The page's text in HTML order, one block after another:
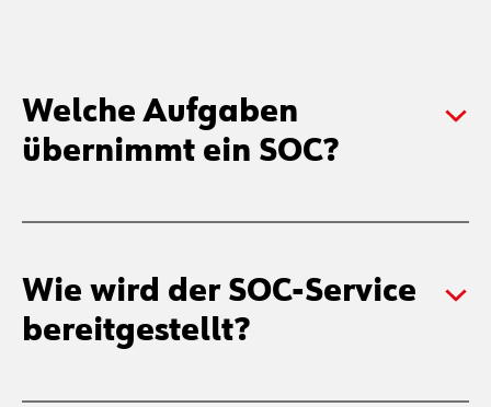
Welche Aufgaben
übernimmt ein SOC?
Wie wird der SOC-Service
bereitgestellt?